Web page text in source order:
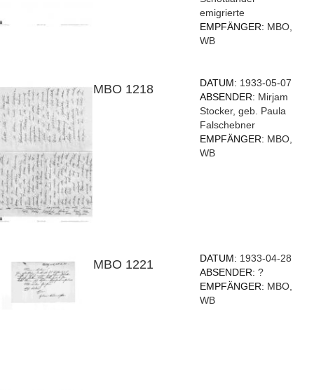
emigrierte
EMPFÄNGER: MBO,
WB
MBO 1218 DATUM: 1933-05-07
ABSENDER: Mirjam
Stocker, geb. Paula
Falschebner
EMPFÄNGER: MBO,
WB
MBO 1221 DATUM: 1933-04-28
ABSENDER:?
EMPFÄNGER: MBO,
WB